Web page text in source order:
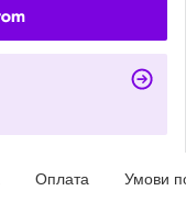
Оплата Умови